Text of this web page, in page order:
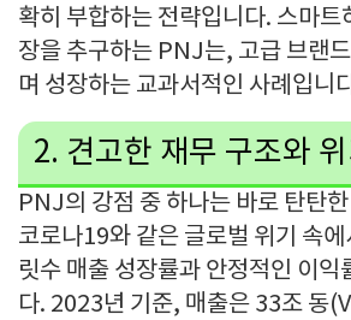
확히 부합하는 전략입니다. 스마트
장을 추구하는 PNJ는, 고급 브랜
며 성장하는 교과서적인 사례입니
2. 견고한 재무 구조와
PNJ의 강점 중 하나는 바로 탄탄
코로나19와 같은 글로벌 위기 속
릿수 매출 성장률과 안정적인 이익
다. 2023년 기준, 매출은 33조 동